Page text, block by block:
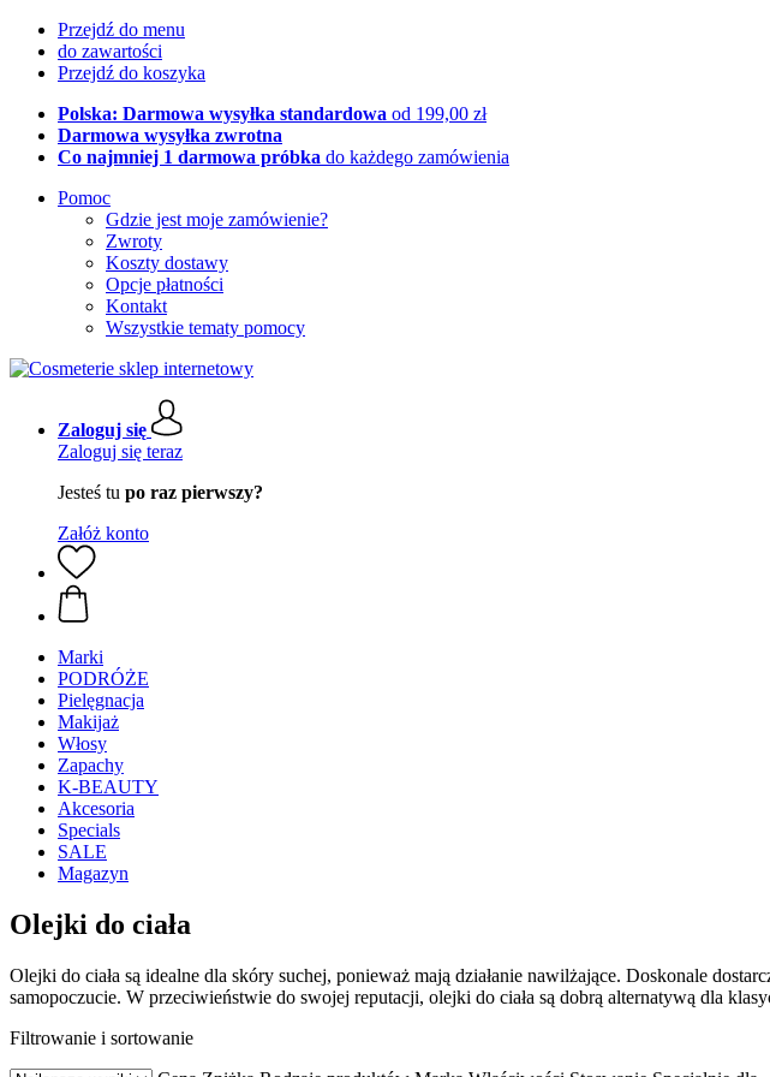
Przejdź do menu
do zawartości
Przejdź do koszyka
Polska: Darmowa wysyłka standardowa od 199,00 zł
Darmowa wysyłka zwrotna
Co najmniej 1 darmowa próbka do każdego zamówienia
Pomoc
Gdzie jest moje zamówienie?
Zwroty
Koszty dostawy
Opcje płatności
Kontakt
Wszystkie tematy pomocy
Zaloguj się
Zaloguj się teraz
Jesteś tu po raz pierwszy?
Załóż konto
Marki
PODRÓŻE
Pielęgnacja
Makijaż
Włosy
Zapachy
K-BEAUTY
Akcesoria
Specials
SALE
Magazyn
Olejki do ciała
Olejki do ciała są idealne dla skóry suchej, ponieważ mają działanie nawilżające. Doskonale
samopoczucie. W przeciwieństwie do swojej reputacji, olejki do ciała są dobrą alternatywą dla
Filtrowanie i sortowanie